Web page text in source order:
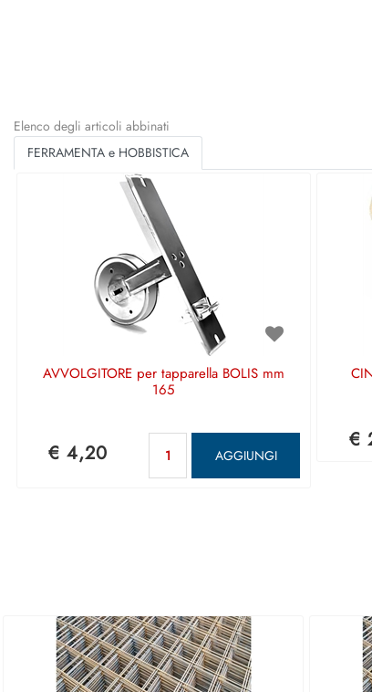
Elenco degli articoli abbinati
FERRAMENTA e HOBBISTICA
AVVOLGITORE per tapparella BOLIS mm
165
€ 4,20 AGGIUNGI
€